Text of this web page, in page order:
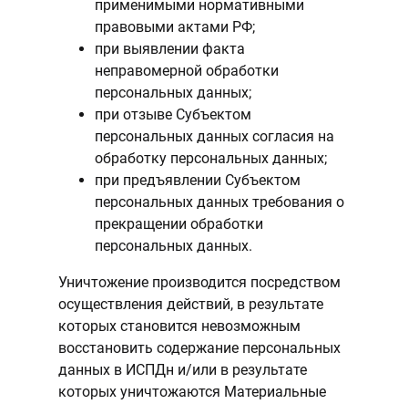
применимыми нормативными
правовыми актами РФ;
при выявлении факта
неправомерной обработки
персональных данных;
при отзыве Субъектом
персональных данных согласия на
обработку персональных данных;
при предъявлении Субъектом
персональных данных требования о
прекращении обработки
персональных данных.
Уничтожение производится посредством
осуществления действий, в результате
которых становится невозможным
восстановить содержание персональных
данных в ИСПДн и/или в результате
которых уничтожаются Материальные